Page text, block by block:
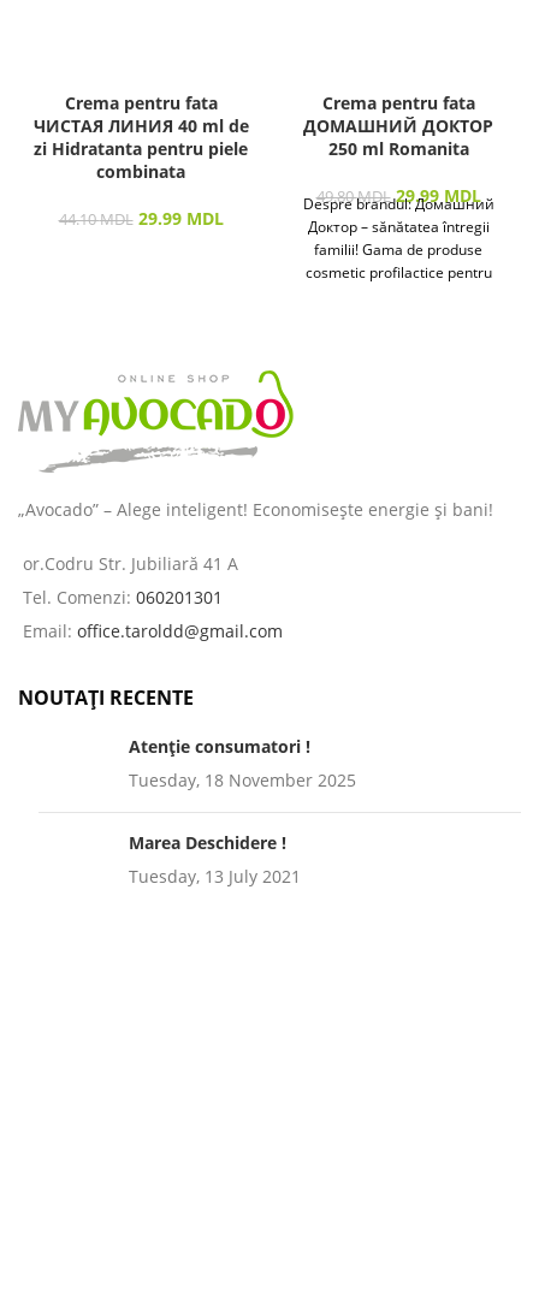
Crema pentru fata
ЧИСТАЯ ЛИНИЯ 40 ml de
zi Hidratanta pentru piele
combinata
44.10MDL 29.99 MDL
Crema pentru fata
ДОМАШНИЙ ДОКТОР
250 ml Romanita
49.80MDL 29.99 MDL
Despre brandul: Домашний
Доктор – sănătatea întregii
familii! Gama de produse
cosmetic profilactice pentru
„Avocado” – Alege inteligent! Economisește energie și bani!
or.Codru Str. Jubiliară 41 A
Tel. Comenzi: 060201301
Email: office.taroldd@gmail.com
NOUTAȚI RECENTE
Atenție consumatori !
Tuesday, 18 November 2025
Marea Deschidere !
Tuesday, 13 July 2021